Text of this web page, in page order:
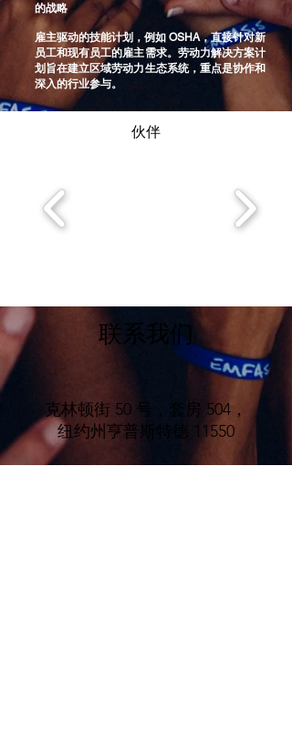
的战略
雇主驱动的技能计划，例如 OSHA，直接针对新
员工和现有员工的雇主需求。劳动力解决方案计
划旨在建立区域劳动力生态系统，重点是协作和
深入的行业参与。
伙伴
联系我们
克林顿街 50 号，套房 504，
纽约州亨普斯特德 11550